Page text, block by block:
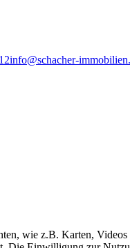
info@schacher-
wie z.B. Karten,